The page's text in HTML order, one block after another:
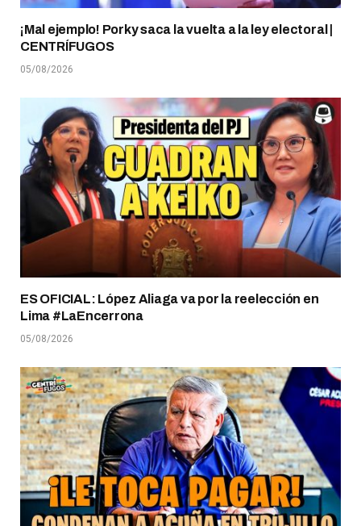
¡Mal ejemplo! Porky saca la vuelta a la ley electoral |
CENTRÍFUGOS
05/08/2026
ES OFICIAL: López Aliaga va por la reelección en
Lima #LaEncerrona
05/08/2026